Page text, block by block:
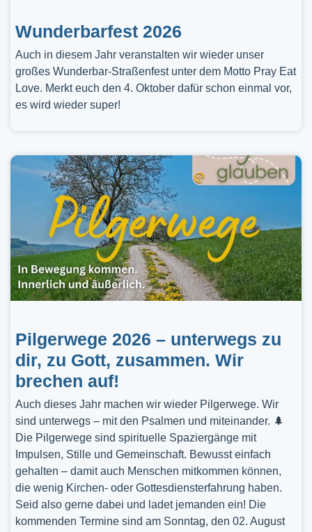
Wunderbarfest 2026
Auch in diesem Jahr veranstalten wir wieder unser
großes Wunderbar-Straßenfest unter dem Motto Pray Eat
Love. Merkt euch den 4. Oktober dafür schon einmal vor,
es wird wieder super!
Pilgerwege 2026 – unterwegs zu
dir, zu Gott, zusammen. Wir
brechen auf!
Auch dieses Jahr machen wir wieder Pilgerwege. Wir
sind unterwegs – mit den Psalmen und miteinander. 🌲
Die Pilgerwege sind spirituelle Spaziergänge mit
Impulsen, Stille und Gemeinschaft. Bewusst einfach
gehalten – damit auch Menschen mitkommen können,
die wenig Kirchen- oder Gottesdiensterfahrung haben.
Seid also gerne dabei und ladet jemanden ein! Die
kommenden Termine sind am Sonntag, den 02. August